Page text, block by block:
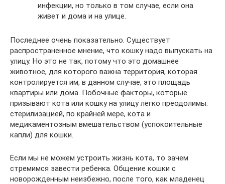
инфекции, но только в том случае, если она
живет и дома и на улице.
Последнее очень показательно. Существует
распространенное мнение, что кошку надо выпускать на
улицу. Но это не так, потому что это домашнее
животное, для которого важна территория, которая
контролируется им, в данном случае, это площадь
квартиры или дома. Побочные факторы, которые
призывают кота или кошку на улицу легко преодолимы:
стерилизацией, по крайней мере, кота и
медикаментозным вмешательством (успокоительные
капли) для кошки.
Если мы не можем устроить жизнь кота, то зачем
стремимся завести ребенка. Общение кошки с
новорожденным неизбежно, после того, как младенец